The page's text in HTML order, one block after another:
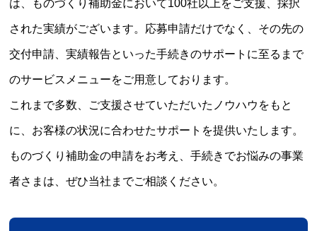
は、ものづくり補助金において100社以上をご支援、採択
された実績がございます。応募申請だけでなく、その先の
交付申請、実績報告といった手続きのサポートに至るまで
のサービスメニューをご用意しております。
これまで多数、ご支援させていただいたノウハウをもと
に、お客様の状況に合わせたサポートを提供いたします。
ものづくり補助金の申請をお考え、手続きでお悩みの事業
者さまは、ぜひ当社までご相談ください。